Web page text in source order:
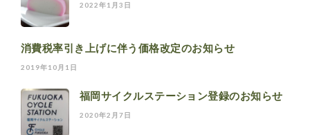
2022年1月3日
消費税率引き上げに伴う価格改定のお知らせ
2019年10月1日
福岡サイクルステーション登録のお知らせ
2020年2月7日